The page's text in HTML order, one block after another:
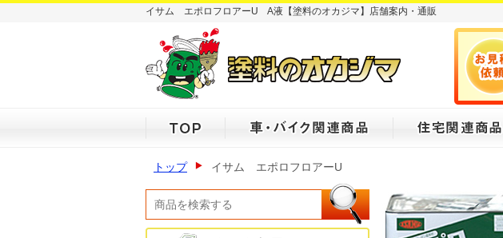
イサム エポロフロアーU A液【塗料のオカジマ】店舗案内・通販
トップ イサム エポロフロアーU